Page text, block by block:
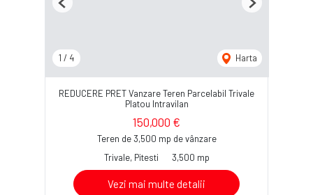
1 / 4 Harta
Previous Next
REDUCERE PRET Vanzare Teren Parcelabil Trivale
Platou Intravilan
150,000 €
Teren de 3,500 mp de vânzare
Trivale, Pitesti
3,500 mp
Vezi mai multe detalii